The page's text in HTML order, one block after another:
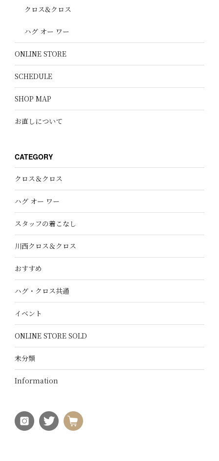
クロス&クロス
ハグ オー ワー
ONLINE STORE
SCHEDULE
SHOP MAP
お直しについて
CATEGORY
クロス＆クロス
ハグ オー ワー
スタッフの着こなし
川西クロス＆クロス
おすすめ
ハグ・クロス共通
イベント
ONLINE STORE SOLD
未分類
Information